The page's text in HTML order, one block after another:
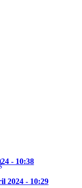
- 10:38
2024 - 10:29